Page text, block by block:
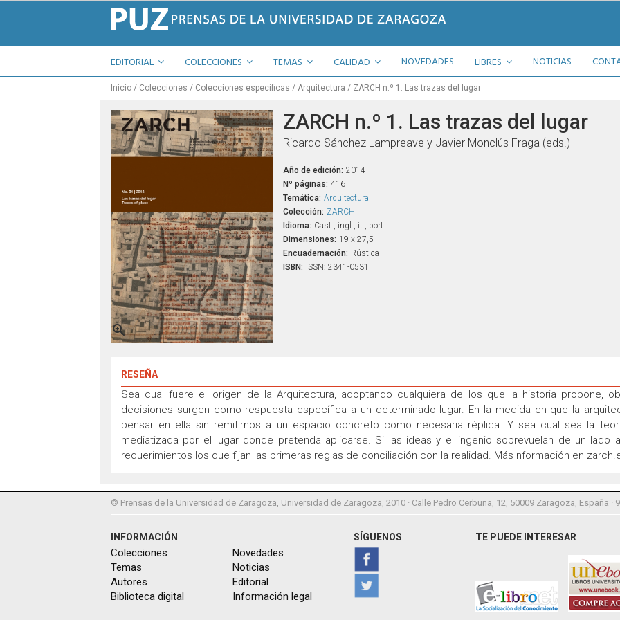
EDITORIAL COLECCIONES TEMAS CALIDAD NOVEDADES LIBRES NOTICIAS
Inicio Colecciones Colecciones específicas Arquitectura ZARCH n.º 1. Las trazas del lugar

ZARCH n.º 1. Las trazas del lugar
Ricardo Sánchez Lampreave y Javier Monclús Fraga (eds.)
Año de edición: 2014
Nº páginas: 416
Temática: Arquitectura
Colección: ZARCH
Idioma: Cast., ingl., it., port.
Dimensiones: 19 x 27,5
Encuadernación: Rústica
ISBN: ISSN: 2341-0531
RESEÑA
Sea cual fuere el origen de la Arquitectura, adoptando cualquiera de los que la historia propone,
decisiones surgen como respuesta específica a un determinado lugar. En la medida en que la
pensar en ella sin remitirnos a un espacio concreto como necesaria réplica. Y sea cual sea la
mediatizada por el lugar donde pretenda aplicarse. Si las ideas y el ingenio sobrevuelan de un
requerimientos los que fijan las primeras reglas de conciliación con la realidad. Más nformación en
© Prensas de la Universidad de Zaragoza, Universidad de Zaragoza, 2010 · Calle Pedro Cerbuna, 12, 50009 Zaragoza, España ·
INFORMACIÓN
Colecciones
Temas
Autores
Biblioteca digital
Novedades
Noticias
Editorial
Información legal
SÍGUENOS TE PUEDE INTERESAR